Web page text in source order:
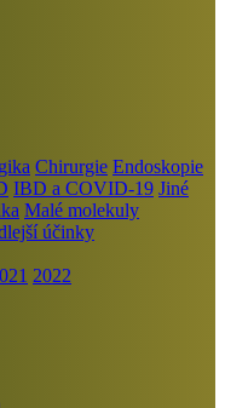
Chirurgie Endoskopie
IBD a COVID-19 Jiné
Malé molekuly
účinky
2022